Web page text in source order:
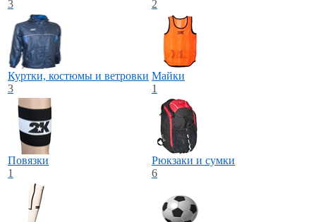
3
2
Куртки, костюмы и ветровки
3
Майки
1
Повязки
1
Рюкзаки и сумки
6